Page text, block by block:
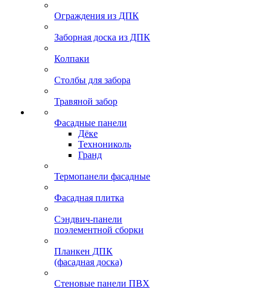
Ограждения из ДПК
Заборная доска из ДПК
Колпаки
Столбы для забора
Травяной забор
Фасадные панели
Дёке
Технониколь
Гранд
Термопанели фасадные
Фасадная плитка
Сэндвич-панели
поэлементной сборки
Планкен ДПК
(фасадная доска)
Стеновые панели ПВХ